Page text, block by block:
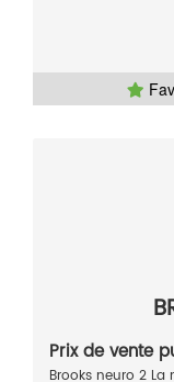
Prix de vente
Brooks neuro 2